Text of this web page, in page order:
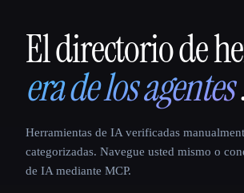
That AI Collection
El directorio de
era de los agentes
Herramientas de IA verificadas
categorizadas. Navegue usted mismo o
de IA mediante MCP.